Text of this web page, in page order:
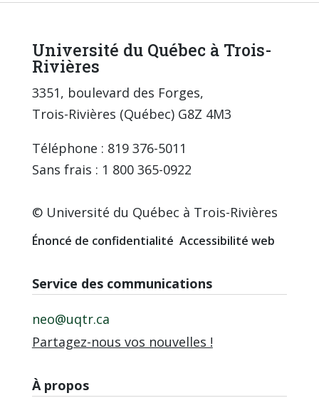
Université du Québec à Trois-
Rivières
3351, boulevard des Forges,
Trois-Rivières (Québec) G8Z 4M3
Téléphone : 819 376-5011
Sans frais : 1 800 365-0922
© Université du Québec à Trois-Rivières
Énoncé de confidentialité Accessibilité web
Service des communications
neo@uqtr.ca
Partagez-nous vos nouvelles !
À propos